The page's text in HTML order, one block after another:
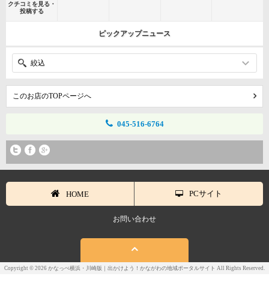
クチコミを見る・
投稿する
ピックアップニュース
絞込
このお店のTOPページへ
045-516-6764
HOME PCサイト
お問い合わせ
Copyright © 2026 かなっぺ横浜・川崎版｜出かけよう！かながわの地域ポータルサイト All Rights Reserved.